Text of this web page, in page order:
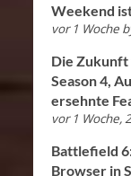
Weekend
vor 1 Woche
Die Zukunft
Season 4,
ersehnte
vor 1 Woche,
Battlefield
Browser in